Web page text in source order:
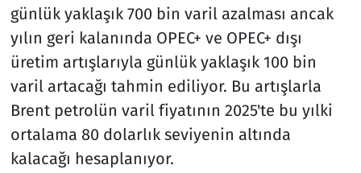
günlük yaklaşık 700 bin varil azalması ancak
yılın geri kalanında OPEC+ ve OPEC+ dışı
üretim artışlarıyla günlük yaklaşık 100 bin
varil artacağı tahmin ediliyor. Bu artışlarla
Brent petrolün varil fiyatının 2025'te bu yılki
ortalama 80 dolarlık seviyenin altında
kalacağı hesaplanıyor.